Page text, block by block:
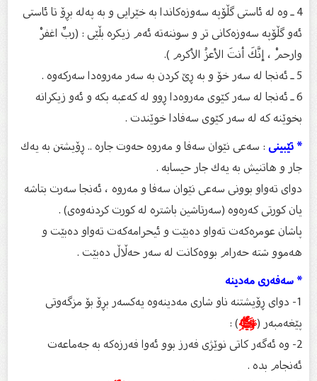
4 ـ وە لە ئاستی گڵۆپە سەوزەكاندا بە خێرایی و بە پەلە بڕۆ تا ئاستی
ئەو گڵۆپە سەوزەكانی تر و سوننەتە ئەم زیکرە بڵێی : (ربِّ اغفرْ
وارحمْ ، إنَّكَ أنتَ الأعزُ الأكرم ).
6 ـ ئەنجا لە سەر كێوی مەروەدا ڕوو لە كەعبە بكە و ئەو زیكرانە
بخوێنە كە لە سەر كێوی سەفادا خوێندت .
* تێبینی: سەعی نێوان سەفا و مەروە حەوت جارە .. ڕۆیشتن بە یەك
جار و هاتنیش بە یەك جار حیسابە .
دوای تەواو بوونی سەعی نێوان سەفا و مەروە ، ئەنجا سەرت بتاشە
یان كورتی كەرەوە (سەرتاشین باشترە لە كورت كردنەوەی) .
پاشان عومرەكەت تەواو دەبێت و ئیحرامەكەت تەواو دەبێت و
هەموو شتە حەرام بووەكانت لە سەر حەڵاڵ دەبێت .
* سەفەری مەدینە
1- دوای ڕۆیشتنە ناو شاری مەدینەوە یەكسەر بڕۆ بۆ مزگەوتی
پێغەمبەر (ﷺ) :
2- وە ئەگەر كاتی نوێژی فەرز بوو ئەوا فەرزەكە بە جەماعەت
ئەنجام بدە .